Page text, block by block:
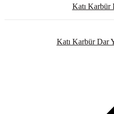
Katı Karbür
Katı Karbür Dar